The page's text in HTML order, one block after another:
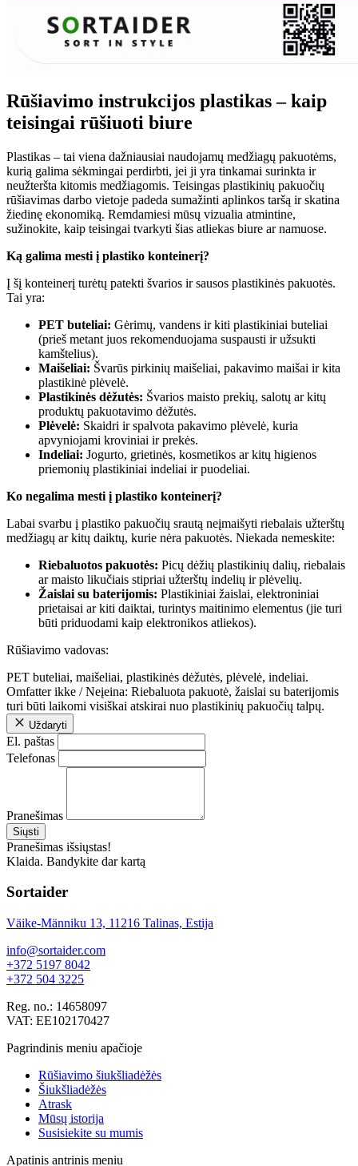
Rūšiavimo instrukcijos plastikas – kaip
teisingai rūšiuoti biure
Plastikas – tai viena dažniausiai naudojamų medžiagų pakuotėms,
kurią galima sėkmingai perdirbti, jei ji yra tinkamai surinkta ir
neužteršta kitomis medžiagomis. Teisingas plastikinių pakuočių
rūšiavimas darbo vietoje padeda sumažinti aplinkos taršą ir skatina
žiedinę ekonomiką. Remdamiesi mūsų vizualia atmintine,
sužinokite, kaip teisingai tvarkyti šias atliekas biure ar namuose.
Ką galima mesti į plastiko konteinerį?
Į šį konteinerį turėtų patekti švarios ir sausos plastikinės pakuotės.
Tai yra:
PET buteliai: Gėrimų, vandens ir kiti plastikiniai buteliai
(prieš metant juos rekomenduojama suspausti ir užsukti
kamštelius).
Maišeliai: Švarūs pirkinių maišeliai, pakavimo maišai ir kita
plastikinė plėvelė.
Plastikinės dėžutės: Švarios maisto prekių, salotų ar kitų
produktų pakuotavimo dėžutės.
Plėvelė: Skaidri ir spalvota pakavimo plėvelė, kuria
apvyniojami kroviniai ir prekės.
Indeliai: Jogurto, grietinės, kosmetikos ar kitų higienos
priemonių plastikiniai indeliai ir puodeliai.
Ko negalima mesti į plastiko konteinerį?
Labai svarbu į plastiko pakuočių srautą neįmaišyti riebalais užterštų
medžiagų ar kitų daiktų, kurie nėra pakuotės. Niekada nemeskite:
Riebaluotos pakuotės: Picų dėžių plastikinių dalių, riebalais
ar maisto likučiais stipriai užterštų indelių ir plėvelių.
Žaislai su baterijomis: Plastikiniai žaislai, elektroniniai
prietaisai ar kiti daiktai, turintys maitinimo elementus (jie turi
būti priduodami kaip elektronikos atliekos).
Rūšiavimo vadovas:
PET buteliai, maišeliai, plastikinės dėžutės, plėvelė, indeliai.
Omfatter ikke / Neįeina: Riebaluota pakuotė, žaislai su baterijomis
turi būti laikomi visiškai atskirai nuo plastikinių pakuočių talpų.
Uždaryti
El. paštas
Telefonas
Pranešimas
Siųsti
Pranešimas išsiųstas!
Klaida. Bandykite dar kartą
Sortaider
Väike-Männiku 13, 11216 Talinas, Estija
info@sortaider.com
+372 5197 8042
+372 504 3225
Reg. no.: 14658097
VAT: EE102170427
Pagrindinis meniu apačioje
Rūšiavimo šiukšliadėžės
Šiukšliadėžės
Atrask
Mūsų istorija
Susisiekite su mumis
Apatinis antrinis meniu